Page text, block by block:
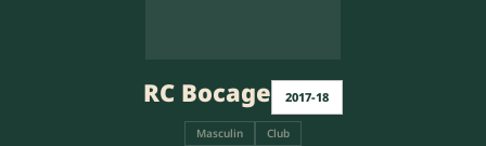
RC Bocage 2017-18
Masculin Club